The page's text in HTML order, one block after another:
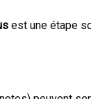
est une étape